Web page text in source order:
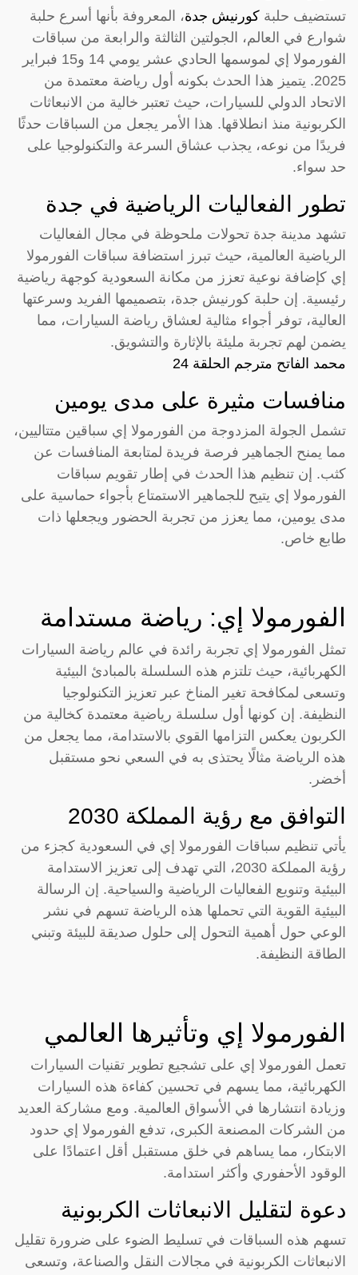
تستضيف حلبة كورنيش جدة، المعروفة بأنها أسرع حلبة
شوارع في العالم، الجولتين الثالثة والرابعة من سباقات
الفورمولا إي لموسمها الحادي عشر يومي 14 و15 فبراير
2025. يتميز هذا الحدث بكونه أول رياضة معتمدة من
الاتحاد الدولي للسيارات، حيث تعتبر خالية من الانبعاثات
الكربونية منذ انطلاقها. هذا الأمر يجعل من السباقات حدثًا
فريدًا من نوعه، يجذب عشاق السرعة والتكنولوجيا على
حد سواء.
تطور الفعاليات الرياضية في جدة
تشهد مدينة جدة تحولات ملحوظة في مجال الفعاليات
الرياضية العالمية، حيث تبرز استضافة سباقات الفورمولا
إي كإضافة نوعية تعزز من مكانة السعودية كوجهة رياضية
رئيسية. إن حلبة كورنيش جدة، بتصميمها الفريد وسرعتها
العالية، توفر أجواء مثالية لعشاق رياضة السيارات، مما
يضمن لهم تجربة مليئة بالإثارة والتشويق.
محمد الفاتح مترجم الحلقة 24
منافسات مثيرة على مدى يومين
تشمل الجولة المزدوجة من الفورمولا إي سباقين متتاليين،
مما يمنح الجماهير فرصة فريدة لمتابعة المنافسات عن
كثب. إن تنظيم هذا الحدث في إطار تقويم سباقات
الفورمولا إي يتيح للجماهير الاستمتاع بأجواء حماسية على
مدى يومين، مما يعزز من تجربة الحضور ويجعلها ذات
طابع خاص.
الفورمولا إي: رياضة مستدامة
تمثل الفورمولا إي تجربة رائدة في عالم رياضة السيارات
الكهربائية، حيث تلتزم هذه السلسلة بالمبادئ البيئية
وتسعى لمكافحة تغير المناخ عبر تعزيز التكنولوجيا
النظيفة. إن كونها أول سلسلة رياضية معتمدة كخالية من
الكربون يعكس التزامها القوي بالاستدامة، مما يجعل من
هذه الرياضة مثالًا يحتذى به في السعي نحو مستقبل
أخضر.
التوافق مع رؤية المملكة 2030
يأتي تنظيم سباقات الفورمولا إي في السعودية كجزء من
رؤية المملكة 2030، التي تهدف إلى تعزيز الاستدامة
البيئية وتنويع الفعاليات الرياضية والسياحية. إن الرسالة
البيئية القوية التي تحملها هذه الرياضة تسهم في نشر
الوعي حول أهمية التحول إلى حلول صديقة للبيئة وتبني
الطاقة النظيفة.
الفورمولا إي وتأثيرها العالمي
تعمل الفورمولا إي على تشجيع تطوير تقنيات السيارات
الكهربائية، مما يسهم في تحسين كفاءة هذه السيارات
وزيادة انتشارها في الأسواق العالمية. ومع مشاركة العديد
من الشركات المصنعة الكبرى، تدفع الفورمولا إي حدود
الابتكار، مما يساهم في خلق مستقبل أقل اعتمادًا على
الوقود الأحفوري وأكثر استدامة.
دعوة لتقليل الانبعاثات الكربونية
تسهم هذه السباقات في تسليط الضوء على ضرورة تقليل
الانبعاثات الكربونية في مجالات النقل والصناعة، وتسعى